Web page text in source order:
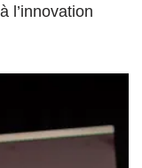
l’innovation